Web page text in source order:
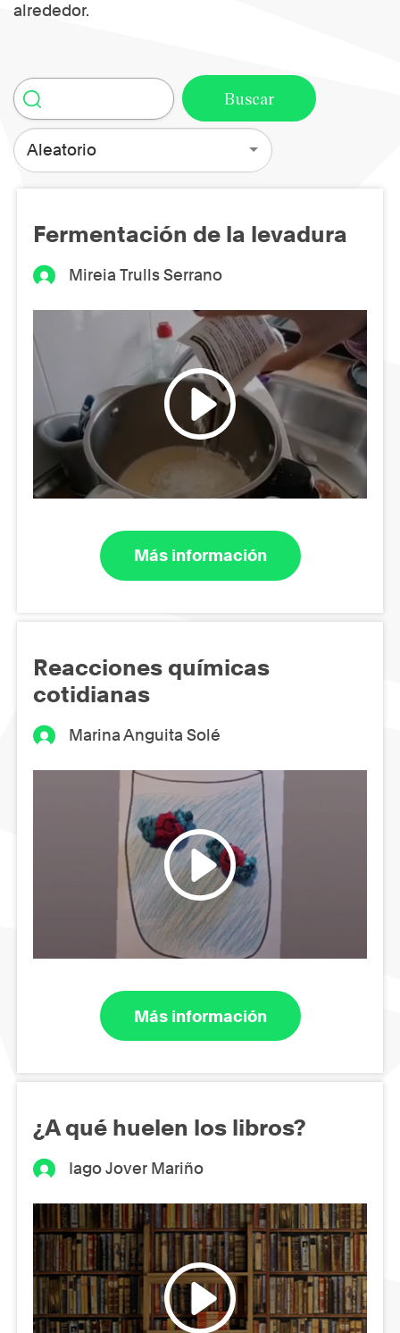
alrededor.
Aleatorio
Fermentación de la levadura
Mireia Trulls Serrano
Más información
Reacciones químicas
cotidianas
Marina Anguita Solé
Más información
¿A qué huelen los libros?
Iago Jover Mariño